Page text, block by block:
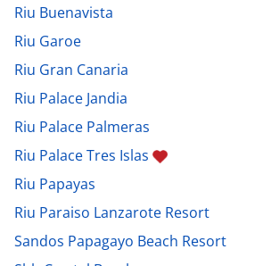
Riu Buenavista
Riu Garoe
Riu Gran Canaria
Riu Palace Jandia
Riu Palace Palmeras
Riu Palace Tres Islas
Riu Papayas
Riu Paraiso Lanzarote Resort
Sandos Papagayo Beach Resort